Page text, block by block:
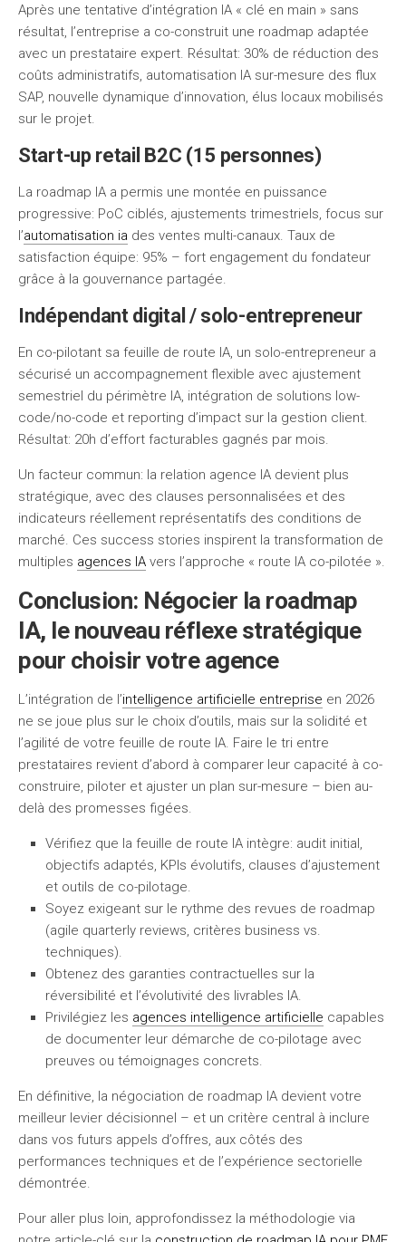
Après une tentative d’intégration IA « clé en main » sans
résultat, l’entreprise a co-construit une roadmap adaptée
avec un prestataire expert. Résultat: 30% de réduction des
coûts administratifs, automatisation IA sur-mesure des flux
SAP, nouvelle dynamique d’innovation, élus locaux mobilisés
sur le projet.
Start-up retail B2C (15 personnes)
La roadmap IA a permis une montée en puissance
progressive: PoC ciblés, ajustements trimestriels, focus sur
l’automatisation ia des ventes multi-canaux. Taux de
satisfaction équipe: 95% – fort engagement du fondateur
grâce à la gouvernance partagée.
Indépendant digital / solo-entrepreneur
En co-pilotant sa feuille de route IA, un solo-entrepreneur a
sécurisé un accompagnement flexible avec ajustement
semestriel du périmètre IA, intégration de solutions low-
code/no-code et reporting d’impact sur la gestion client.
Résultat: 20h d’effort facturables gagnés par mois.
Un facteur commun: la relation agence IA devient plus
stratégique, avec des clauses personnalisées et des
indicateurs réellement représentatifs des conditions de
marché. Ces success stories inspirent la transformation de
multiples agences IA vers l’approche « route IA co-pilotée ».
Conclusion: Négocier la roadmap
IA, le nouveau réflexe stratégique
pour choisir votre agence
L’intégration de l’intelligence artificielle entreprise en 2026
ne se joue plus sur le choix d’outils, mais sur la solidité et
l’agilité de votre feuille de route IA. Faire le tri entre
prestataires revient d’abord à comparer leur capacité à co-
construire, piloter et ajuster un plan sur-mesure – bien au-
delà des promesses figées.
Vérifiez que la feuille de route IA intègre: audit initial,
objectifs adaptés, KPIs évolutifs, clauses d’ajustement
et outils de co-pilotage.
Soyez exigeant sur le rythme des revues de roadmap
(agile quarterly reviews, critères business vs.
techniques).
Obtenez des garanties contractuelles sur la
réversibilité et l’évolutivité des livrables IA.
Privilégiez les agences intelligence artificielle capables
de documenter leur démarche de co-pilotage avec
preuves ou témoignages concrets.
En définitive, la négociation de roadmap IA devient votre
meilleur levier décisionnel – et un critère central à inclure
dans vos futurs appels d’offres, aux côtés des
performances techniques et de l’expérience sectorielle
démontrée.
Pour aller plus loin, approfondissez la méthodologie via